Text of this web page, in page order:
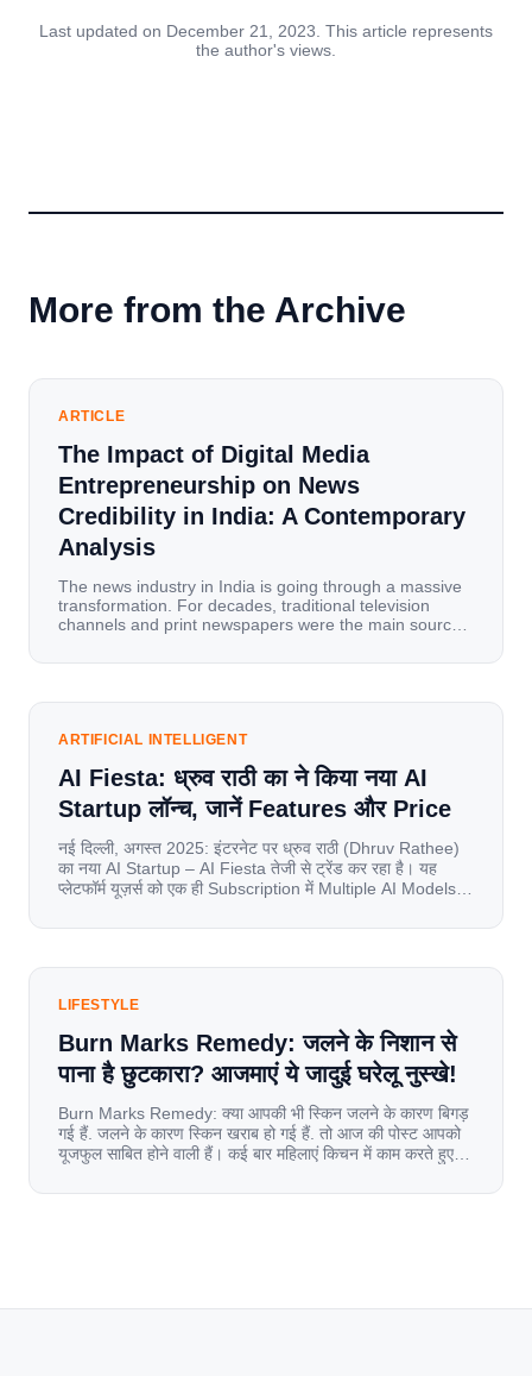
Last updated on December 21, 2023. This article represents
the author's views.
More from the Archive
ARTICLE
The Impact of Digital Media
Entrepreneurship on News
Credibility in India: A Contemporary
Analysis
The news industry in India is going through a massive
transformation. For decades, traditional television
channels and print newspapers were the main sources
mobile data, affordable smartphones, and high-speed
has become a mobile-first market where consumers
ARTIFICIAL INTELLIGENT
AI Fiesta: ध्रुव राठी का ने किया नया AI
Startup लॉन्च, जानें Features और Price
नई दिल्ली, अगस्त 2025: इंटरनेट पर ध्रुव राठी (Dhruv Rathee)
का नया AI Startup – AI Fiesta तेजी से ट्रेंड कर रहा है। यह
प्लेटफॉर्म यूज़र्स को एक ही Subscription में Multiple AI Models
यूज़र्स का जबरदस्त रिस्पॉन्स लॉन्च के तुरंत […]
LIFESTYLE
Burn Marks Remedy: जलने के निशान से
पाना है छुटकारा? आजमाएं ये जादुई घरेलू नुस्खे!
Burn Marks Remedy: क्या आपकी भी स्किन जलने के कारण बिगड़
गई हैं. जलने के कारण स्किन खराब हो गई हैं. तो आज की पोस्ट आपको
यूजफुल साबित होने वाली हैं। कई बार महिलाएं किचन में काम करते हुए
[…]